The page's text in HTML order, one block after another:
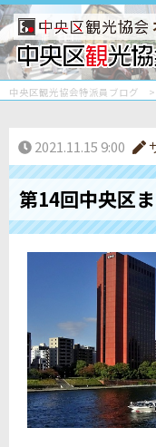
中央区観光協会特派員ブログ
2021.11.15 9:00
第14回中央区